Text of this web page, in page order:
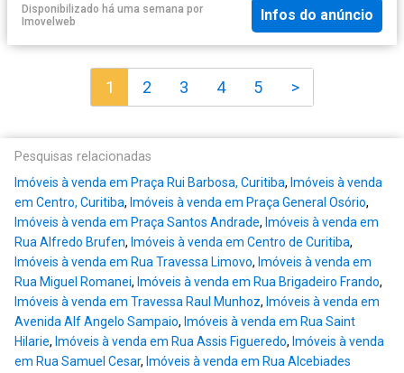
Disponibilizado há uma semana por
Imovelweb
Infos do anúncio
1 2 3 4 5 >
Pesquisas relacionadas
Imóveis à venda em Praça Rui Barbosa, Curitiba, Imóveis à venda
em Centro, Curitiba, Imóveis à venda em Praça General Osório,
Imóveis à venda em Praça Santos Andrade, Imóveis à venda em
Rua Alfredo Brufen, Imóveis à venda em Centro de Curitiba,
Imóveis à venda em Rua Travessa Limovo, Imóveis à venda em
Rua Miguel Romanei, Imóveis à venda em Rua Brigadeiro Frando,
Imóveis à venda em Travessa Raul Munhoz, Imóveis à venda em
Avenida Alf Angelo Sampaio, Imóveis à venda em Rua Saint
Hilarie, Imóveis à venda em Rua Assis Figueredo, Imóveis à venda
em Rua Samuel Cesar, Imóveis à venda em Rua Alcebiades